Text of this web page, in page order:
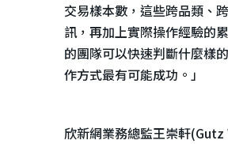
交易樣本數，這些跨品類、
訊，再加上實際操作經驗的
的團隊可以快速判斷什麼樣
作方式最有可能成功。」
欣新網業務總監王崇軒(Gutz